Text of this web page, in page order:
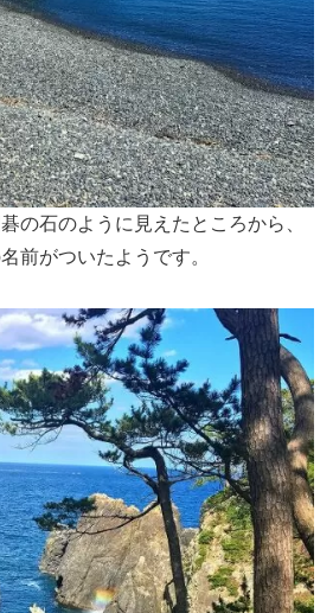
の石のように見えたところから、
前がついたようです。